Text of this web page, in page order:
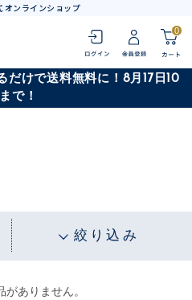
オンラインショップ
0
だけで送料無料に！8月17日10
で！
絞り込み
がありません。